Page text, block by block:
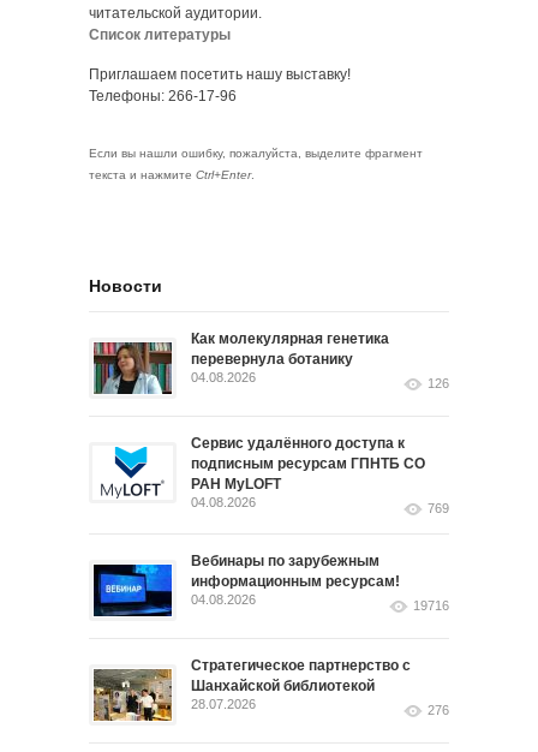
читательской аудитории.
Список литературы
Приглашаем посетить нашу выставку!
Телефоны: 266-17-96
Если вы нашли ошибку, пожалуйста, выделите фрагмент
текста и нажмите Ctrl+Enter.
Новости
Как молекулярная генетика
перевернула ботанику
04.08.2026 126
Сервис удалённого доступа к
подписным ресурсам ГПНТБ СО
РАН MyLOFT
04.08.2026 769
Вебинары по зарубежным
информационным ресурсам!
04.08.2026 19716
Стратегическое партнерство с
Шанхайской библиотекой
28.07.2026 276